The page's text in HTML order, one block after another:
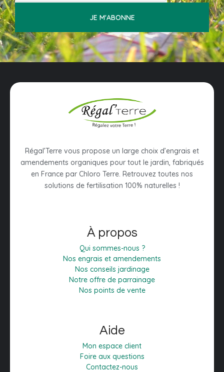
JE M'ABONNE
Régal’Terre vous propose un large choix d’engrais et
amendements organiques pour tout le jardin, fabriqués
en France par Chloro Terre. Retrouvez toutes nos
solutions de fertilisation 100% naturelles !
À propos
Qui sommes-nous ?
Nos engrais et amendements
Nos conseils jardinage
Notre offre de parrainage
Nos points de vente
Aide
Mon espace client
Foire aux questions
Contactez-nous